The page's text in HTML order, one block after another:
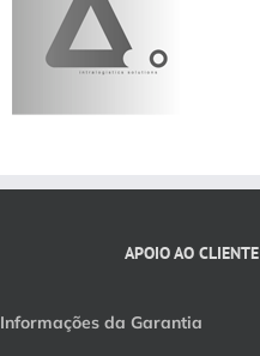
APOIO AO CLIENTE
Informações da Garantia